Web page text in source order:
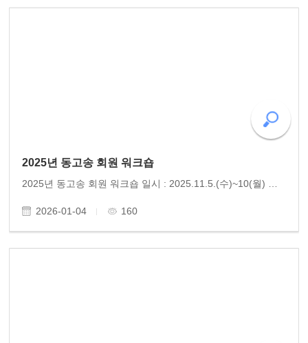
2025년 동고송 회원 워크숍
2026-01-04 160